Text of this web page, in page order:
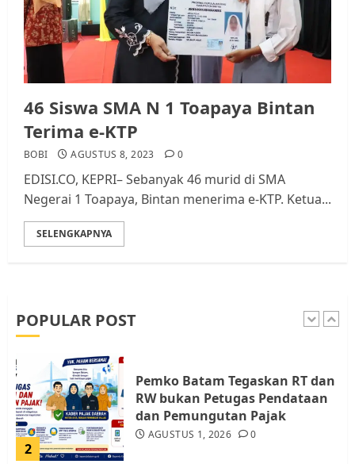
46 Siswa SMA N 1 Toapaya Bintan
Terima e-KTP
BOBI AGUSTUS 8, 2023 0
EDISI.CO, KEPRI– Sebanyak 46 murid di SMA
Negerai 1 Toapaya, Bintan menerima e-KTP. Ketua...
SELENGKAPNYA
POPULAR POST
4
Datangi Pemko Batam, Warga
Rempang Protes Lahan Mereka
Diambil untuk Sekolah Rakyat
JULI 21, 2026 0
5
Warga Rempang Ajukan
Audiensi dengan Wali Kota
Batam, Soroti Aktivitas yang
Resahkan Warga
JULI 17, 2026 0
1
2
Pemko Batam Tegaskan RT dan
RW bukan Petugas Pendataan
dan Pemungutan Pajak
AGUSTUS 1, 2026 0